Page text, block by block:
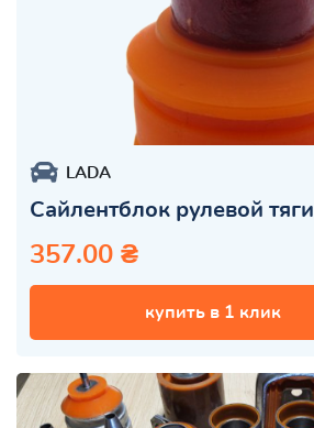
LADA
Сайлентблок рулевой тяги
357.00 ₴
купить в 1 клик